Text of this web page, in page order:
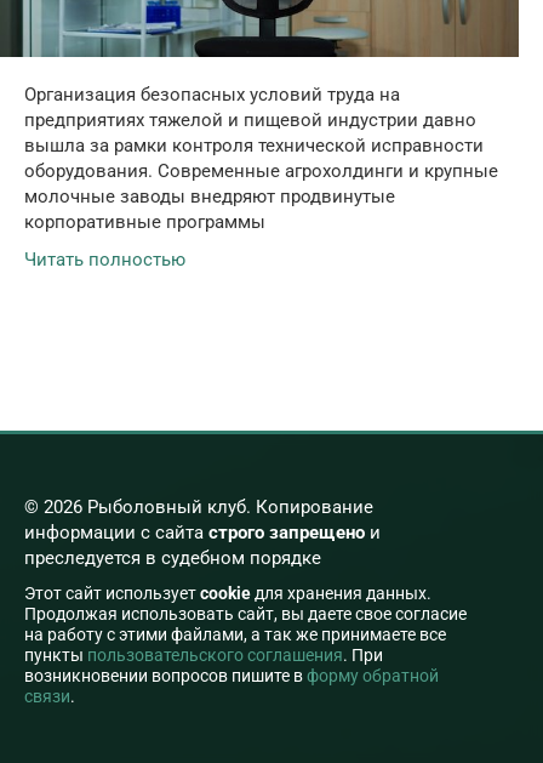
Организация безопасных условий труда на
предприятиях тяжелой и пищевой индустрии давно
вышла за рамки контроля технической исправности
оборудования. Современные агрохолдинги и крупные
молочные заводы внедряют продвинутые
корпоративные программы
Читать полностью
© 2026 Рыболовный клуб. Копирование
информации с сайта строго запрещено и
преследуется в судебном порядке
Этот сайт используетcookie для хранения данных.
Продолжая использовать сайт, вы даете свое согласие
на работу с этими файлами, а так же принимаете все
пункты пользовательского соглашения. При
возникновении вопросов пишите вформу обратной
связи.